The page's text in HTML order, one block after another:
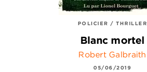
POLICIER / THRILLER
Blanc mortel
Robert Galbraith
05/06/2019